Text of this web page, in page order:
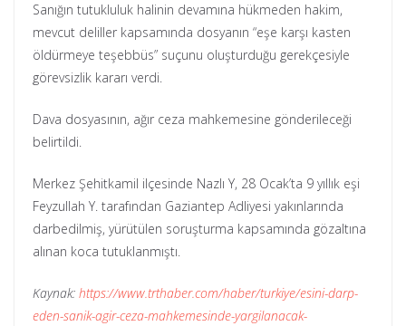
Sanığın tutukluluk halinin devamına hükmeden hakim,
mevcut deliller kapsamında dosyanın “eşe karşı kasten
öldürmeye teşebbüs” suçunu oluşturduğu gerekçesiyle
görevsizlik kararı verdi.
Dava dosyasının, ağır ceza mahkemesine gönderileceği
belirtildi.
Merkez Şehitkamil ilçesinde Nazlı Y, 28 Ocak’ta 9 yıllık eşi
Feyzullah Y. tarafından Gaziantep Adliyesi yakınlarında
darbedilmiş, yürütülen soruşturma kapsamında gözaltına
alınan koca tutuklanmıştı.
Kaynak: https://www.trthaber.com/haber/turkiye/esini-darp-
eden-sanik-agir-ceza-mahkemesinde-yargilanacak-